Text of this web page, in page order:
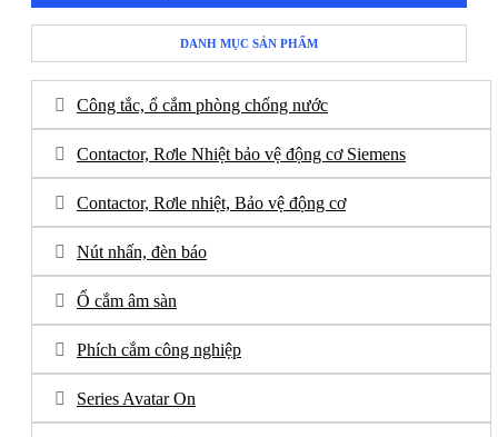
DANH MỤC SẢN PHẨM
Công tắc, ổ cắm phòng chống nước
Contactor, Rơle Nhiệt bảo vệ động cơ Siemens
Contactor, Rơle nhiệt, Bảo vệ động cơ
Nút nhấn, đèn báo
Ổ cắm âm sàn
Phích cắm công nghiệp
Series Avatar On